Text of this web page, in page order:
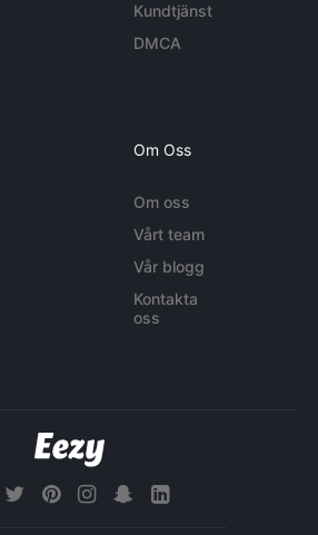
Kundtjänst
DMCA
Om Oss
Om oss
Vårt team
Vår blogg
Kontakta
oss